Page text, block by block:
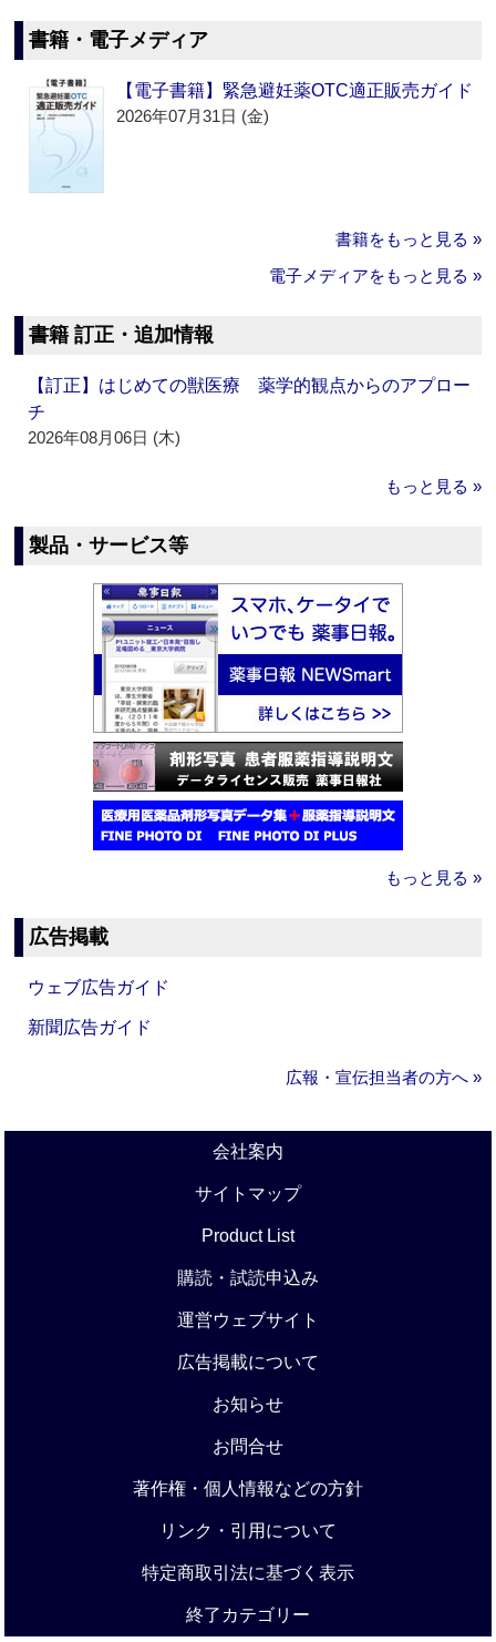
書籍・電子メディア
【電子書籍】緊急避妊薬OTC適正販売ガイド
2026年07月31日 (金)
書籍をもっと見る »
電子メディアをもっと見る »
書籍 訂正・追加情報
【訂正】はじめての獣医療 薬学的観点からのアプロー
チ
2026年08月06日 (木)
もっと見る »
製品・サービス等
もっと見る »
広告掲載
ウェブ広告ガイド
新聞広告ガイド
広報・宣伝担当者の方へ »
会社案内
サイトマップ
Product List
購読・試読申込み
運営ウェブサイト
広告掲載について
お知らせ
お問合せ
著作権・個人情報などの方針
リンク・引用について
特定商取引法に基づく表示
終了カテゴリー